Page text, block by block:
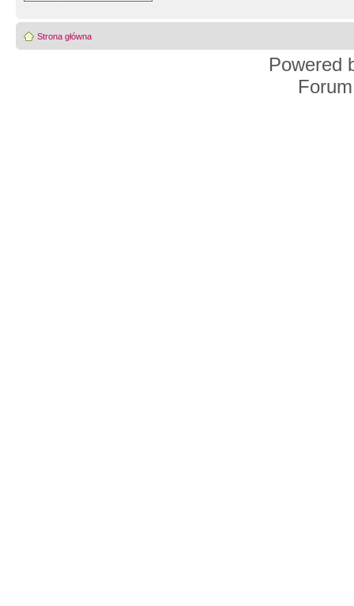
Strona główna
Powered